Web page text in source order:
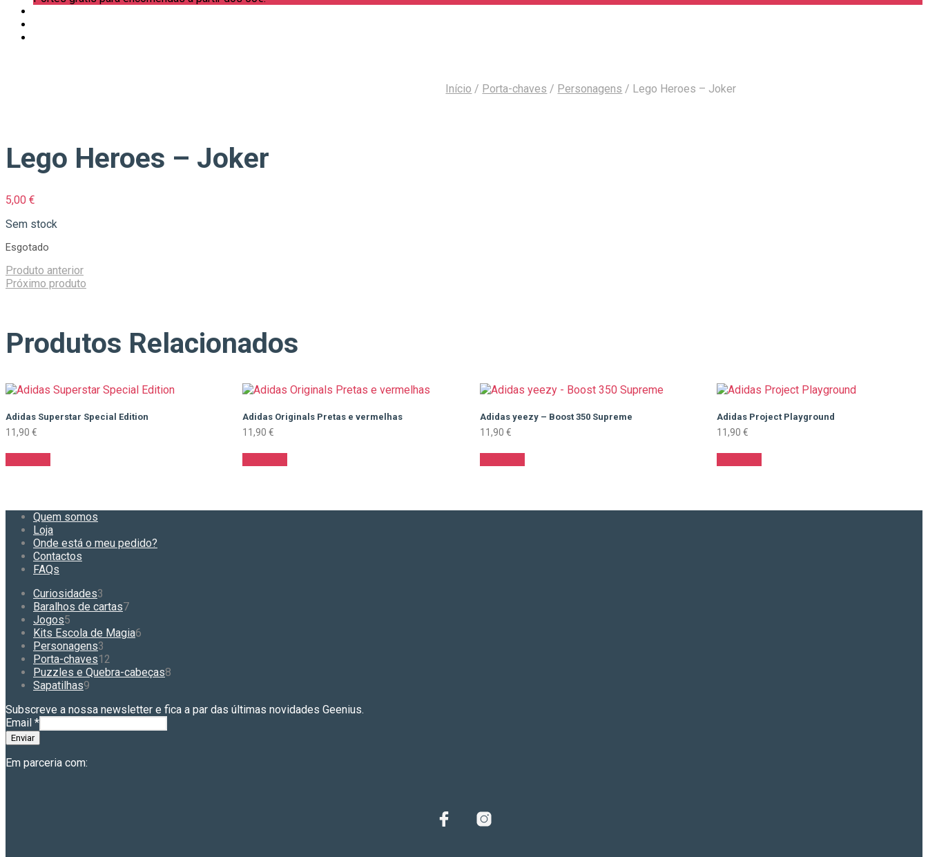
Início / Porta-chaves / Personagens / Lego Heroes – Joker
Lego Heroes – Joker
5,00 €
Sem stock
Esgotado
Produto anterior
Próximo produto
Produtos Relacionados
Adidas Superstar Special Edition
11,90 €
Adidas Originals Pretas e vermelhas
11,90€
Adidas yeezy – Boost 350 Supreme
11,90 €
Adidas Project Playground
11,90 €
Quem somos
Loja
Onde está o meu pedido?
Contactos
FAQs
Curiosidades3
produtos
Baralhos de cartas77
Jogos5
produtos
Kits Escola de Magia6
Personagens3
produtos
Porta-chaves12
produtos
Puzzles e Quebra-cabeças8
Sapatilhas9
Subscreve a nossa newsletter e fica a par das últimas novidades Geenius.
Email *
Enviar
Em parceria com: